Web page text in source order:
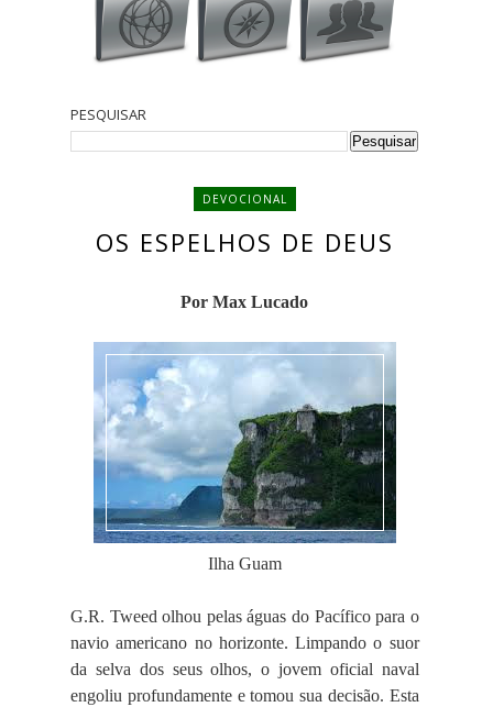
PESQUISAR
DEVOCIONAL
OS ESPELHOS DE DEUS
Por Max Lucado
Ilha Guam
G.R. Tweed olhou pelas águas do Pacífico para o
navio americano no horizonte. Limpando o suor
da selva dos seus olhos, o jovem oficial naval
engoliu profundamente e tomou sua decisão. Esta